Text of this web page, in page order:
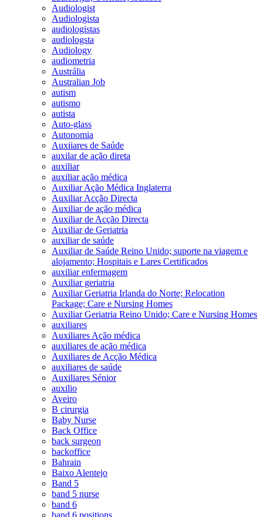
Audiologist
Audiologista
audiologistas
audiologsta
Audiology
audiometria
Austrália
Australian Job
autism
autismo
autista
Auto-glass
Autonomia
Auxiiares de Saúde
auxilar de ação direta
auxiliar
auxiliar ação médica
Auxiliar Ação Médica Inglaterra
Auxiliar Acção Directa
Auxiliar de ação médica
Auxiliar de Acção Directa
Auxiliar de Geriatria
auxiliar de saúde
Auxiliar de Saúde Reino Unido; suporte na viagem e
alojamento; Hospitais e Lares Certificados
auxiliar enfermagem
Auxiliar geriatria
Auxiliar Geriatria Irlanda do Norte; Relocation
Package; Care e Nursing Homes
Auxiliar Geriatria Reino Unido; Care e Nursing Homes
auxiliares
Auxiliares Ação médica
auxiliares de ação médica
Auxiliares de Acção Médica
auxiliares de saúde
Auxiliares Sénior
auxilio
Aveiro
B cirurgia
Baby Nurse
Back Office
back surgeon
backoffice
Bahrain
Baixo Alentejo
Band 5
band 5 nurse
band 6
band 6 positions